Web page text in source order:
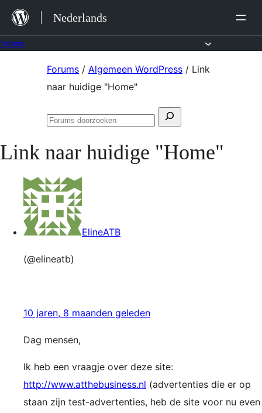
naar
de
Nederlands
Forums / Algemeen WordPress / Link
naar huidige "Home"
Zoeken
Forums
Link naar huidige "Home"
ElineATB
(@elineatb)
10 jaren, 8 maanden geleden
Dag mensen,
Ik heb een vraagje over deze site:
http://www.atthebusiness.nl (advertenties die er op
staan zijn test-advertenties, heb de site voor nu even